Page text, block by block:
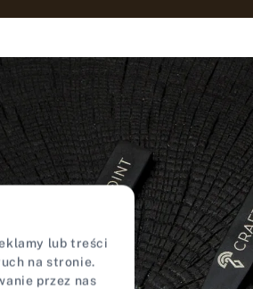
lub treści
na stronie.
przez nas